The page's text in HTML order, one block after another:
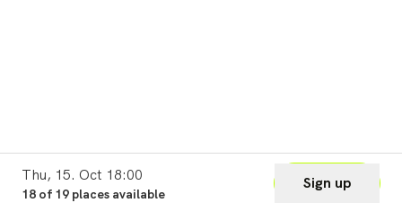
Thu, 15. Oct 18:00
18 of 19 places available
Sign up